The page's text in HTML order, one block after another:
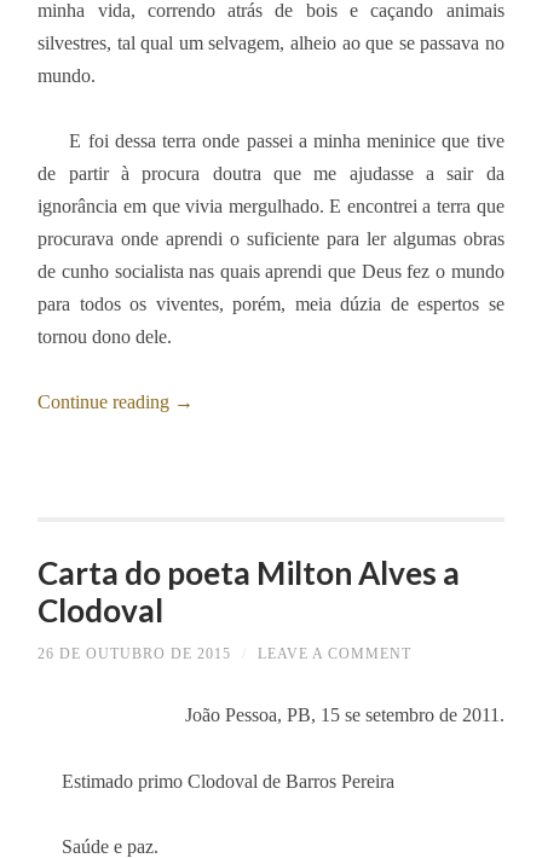
minha vida, correndo atrás de bois e caçando animais
silvestres, tal qual um selvagem, alheio ao que se passava no
mundo.
E foi dessa terra onde passei a minha meninice que tive
de partir à procura doutra que me ajudasse a sair da
ignorância em que vivia mergulhado. E encontrei a terra que
procurava onde aprendi o suficiente para ler algumas obras
de cunho socialista nas quais aprendi que Deus fez o mundo
para todos os viventes, porém, meia dúzia de espertos se
tornou dono dele.
Continue reading →
Carta do poeta Milton Alves a
Clodoval
26 DE OUTUBRO DE 2015 LEAVE A COMMENT
João Pessoa, PB, 15 se setembro de 2011.
Estimado primo Clodoval de Barros Pereira
Saúde e paz.